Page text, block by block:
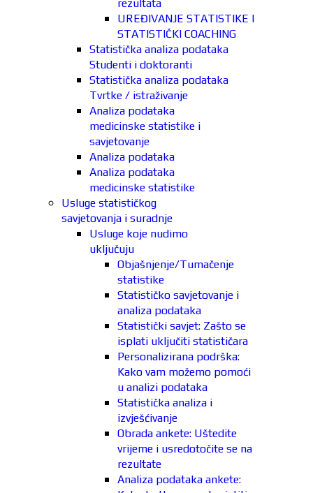
rezultata
UREĐIVANJE STATISTIKE I
STATISTIČKI COACHING
Statistička analiza podataka
Studenti i doktoranti
Statistička analiza podataka
Tvrtke / istraživanje
Analiza podataka
medicinske statistike i
savjetovanje
Analiza podataka
Analiza podataka
medicinske statistike
Usluge statističkog
savjetovanja i suradnje
Usluge koje nudimo
uključuju
Objašnjenje/Tumačenje
statistike
Statističko savjetovanje i
analiza podataka
Statistički savjet: Zašto se
isplati uključiti statističara
Personalizirana podrška:
Kako vam možemo pomoći
u analizi podataka
Statistička analiza i
izvješćivanje
Obrada ankete: Uštedite
vrijeme i usredotočite se na
rezultate
Analiza podataka ankete: